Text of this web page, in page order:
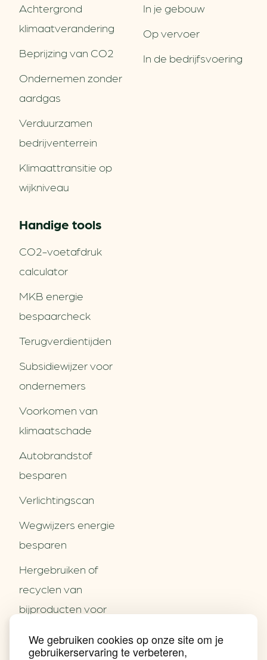
We gebruiken cookies op onze site om je
gebruikerservaring te verbeteren,
Partners
Contact
Nieuws
Praktijkverhalen
Achtergrond
klimaatverandering
Beprijzing van CO2
Ondernemen zonder
aardgas
Verduurzamen
bedrijventerrein
Klimaattransitie op
wijkniveau
In je gebouw
Op vervoer
In de bedrijfsvoering
Handige tools
CO2-voetafdruk
calculator
MKB energie
bespaarcheck
Terugverdien­tijden
Subsidiewijzer voor
ondernemers
Voorkomen van
klimaatschade
Autobrandstof
besparen
Verlichtingscan
Wegwijzers energie
besparen
Hergebruiken of
recyclen van
bijproducten voor
Energie besparen op